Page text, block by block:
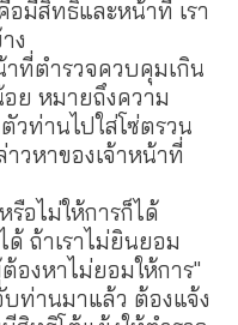
มีสิทธิและหน้าที่ เรา
ง
ตำรวจควบคุมเกิน
ย หมายถึงความ
วท่านไปใส่โซ่ตรวน
วหาของเจ้าหน้าที่
ไม่ให้การก็ได้
ด้ ถ้าเราไม่ยินยอม
องหาไม่ยอมให้การ"
านมาแล้ว ต้องแจ้ง